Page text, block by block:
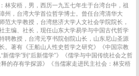
林安梧，男，西历一九五七年生于台湾台中，祖
州，台湾大学首位哲学博士。曾任台湾清华大
范大学教授，台湾慈济大学人文社会学院院长，
社主编、社长，现任山东大学易学与中国古代哲学
聘教授，台湾元亨书院创院山长，山东尼山圣源
。著有《王船山人性史哲学之研究》《中国宗教
儒学”到“后新儒学”》《儒学与中国传统社会之哲
的存有学探源》《当儒家走进民主社会：林安梧